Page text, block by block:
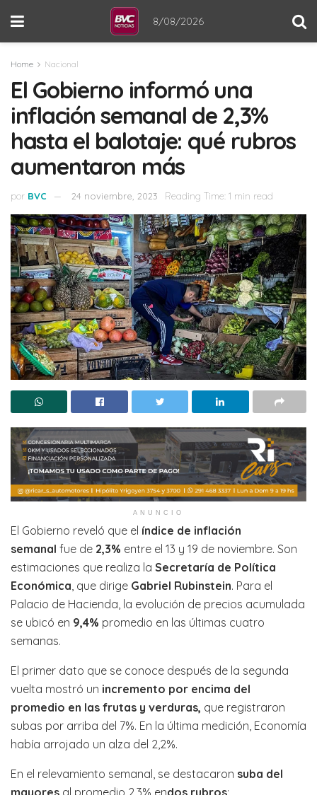
8/08/2026
Home Nacional
El Gobierno informó una
inflación semanal de 2,3%
hasta el balotaje: qué rubros
aumentaron más
por BVC 24 noviembre, 2023 Reading Time: 1 min read
ANUNCIO
El Gobierno reveló que el índice de inflación
semanal fue de 2,3% entre el 13 y 19 de noviembre. Son
estimaciones que realiza la Secretaría de Política
Económica , que dirige Gabriel Rubinstein. Para el
Palacio de Hacienda, la evolución de precios acumulada
se ubicó en 9,4% promedio en las últimas cuatro
semanas.
El primer dato que se conoce después de la segunda
vuelta mostró un incremento por encima del
promedio en las frutas y verduras, que registraron
subas por arriba del 7%. En la última medición, Economía
había arrojado un alza del 2,2%.
En el relevamiento semanal, se destacaron suba del
mayores al promedio 2,3% endos rubros: